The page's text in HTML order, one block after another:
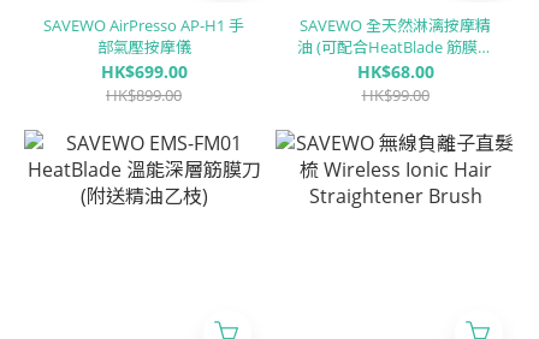
SAVEWO AirPresso AP-H1 手
部氣壓按摩儀
HK$699.00
HK$899.00
SAVEWO 全天然淋漓按摩精
油 (可配合HeatBlade 筋膜刀
使用)
HK$68.00
HK$99.00